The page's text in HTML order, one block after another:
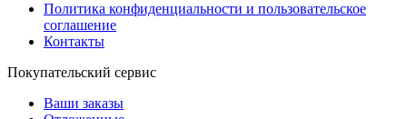
Политика конфиденциальности и пользовательское
соглашение
Контакты
Покупательский сервис
Ваши заказы